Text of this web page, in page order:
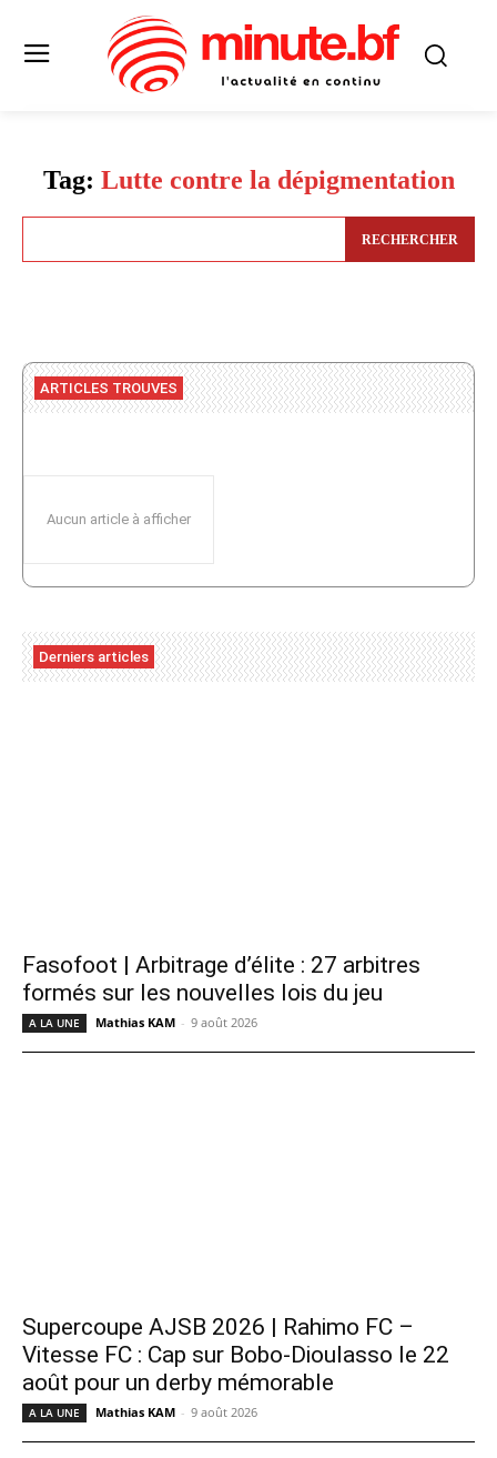
Tag: Lutte contre la dépigmentation
RECHERCHER
ARTICLES TROUVES
Aucun article à afficher
Derniers articles
Fasofoot | Arbitrage d’élite : 27 arbitres
formés sur les nouvelles lois du jeu
A LA UNE Mathias KAM - 9 août 2026
Supercoupe AJSB 2026 | Rahimo FC –
Vitesse FC : Cap sur Bobo-Dioulasso le 22
août pour un derby mémorable
A LA UNE Mathias KAM - 9 août 2026